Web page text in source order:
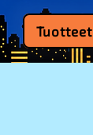
Tuotteet